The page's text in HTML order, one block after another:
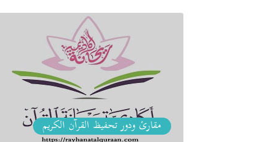
مقارئ ودور تحفيظ القرآن الكريم